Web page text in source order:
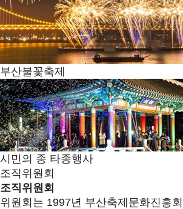
부산불꽃축제
시민의 종 타종행사
조직위원회
조직위원회
위원회는 1997년 부산축제문화진흥